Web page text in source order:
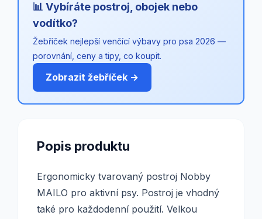
📊 Vybíráte postroj, obojek nebo
vodítko?
Žebříček nejlepší venčící výbavy pro psa 2026 —
porovnání, ceny a tipy, co koupit.
Zobrazit žebříček →
Popis produktu
Ergonomicky tvarovaný postroj Nobby
MAILO pro aktivní psy. Postroj je vhodný
také pro každodenní použití. Velkou